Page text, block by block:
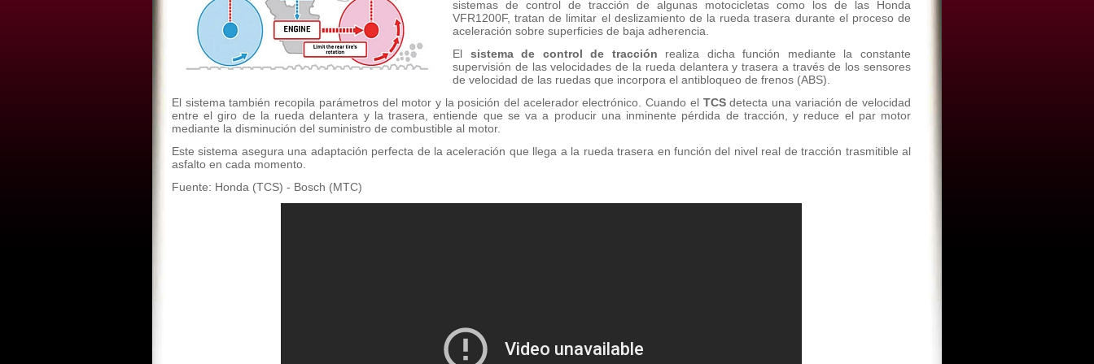
sistemas de control de tracción de algunas motocicletas como los de las Honda
VFR1200F, tratan de limitar el deslizamiento de la rueda trasera durante el proceso de
aceleración sobre superficies de baja adherencia.
El sistema de control de tracción realiza dicha función mediante la constante
supervisión de las velocidades de la rueda delantera y trasera a través de los sensores
de velocidad de las ruedas que incorpora el antibloqueo de frenos (ABS).
El sistema también recopila parámetros del motor y la posición del acelerador electrónico. Cuando el TCSdetecta una variación de velocidad
entre el giro de la rueda delantera y la trasera, entiende que se va a producir una inminente pérdida de tracción, y reduce el par motor
mediante la disminución del suministro de combustible al motor.
Este sistema asegura una adaptación perfecta de la aceleración que llega a la rueda trasera en función del nivel real de tracción trasmitible al
asfalto en cada momento.
Fuente: Honda (TCS) - Bosch (MTC)